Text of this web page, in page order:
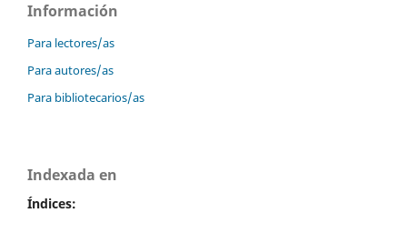
Información
Para lectores/as
Para autores/as
Para bibliotecarios/as
Indexada en
Índices: